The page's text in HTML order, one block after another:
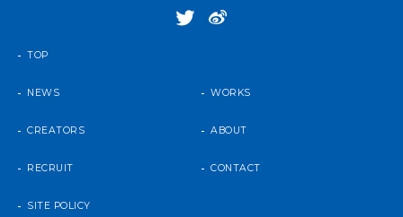
TOP
NEWS WORKS
CREATORS ABOUT
RECRUIT CONTACT
SITE POLICY